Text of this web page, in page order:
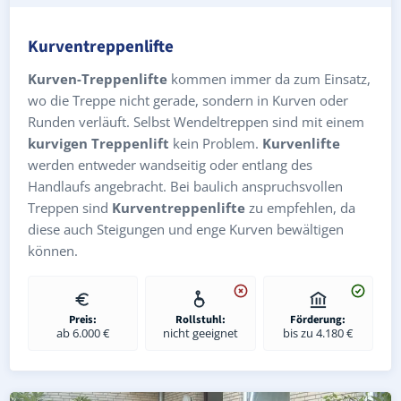
Kurventreppenlifte
Kurven-Treppenlifte kommen immer da zum Einsatz,
wo die Treppe nicht gerade, sondern in Kurven oder
Runden verläuft. Selbst Wendeltreppen sind mit einem
kurvigen Treppenlift kein Problem. Kurvenlifte
werden entweder wandseitig oder entlang des
Handlaufs angebracht. Bei baulich anspruchsvollen
Treppen sind Kurventreppenlifte zu empfehlen, da
diese auch Steigungen und enge Kurven bewältigen
können.
Preis:
ab 6.000 €
Rollstuhl:
nicht geeignet
Förderung:
bis zu 4.180 €